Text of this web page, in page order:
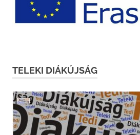
TELEKI DIÁKÚJSÁG